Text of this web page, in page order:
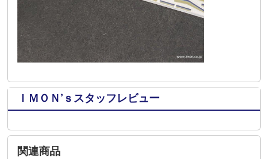
ＩＭＯＮ’ｓスタッフレビュー
関連商品